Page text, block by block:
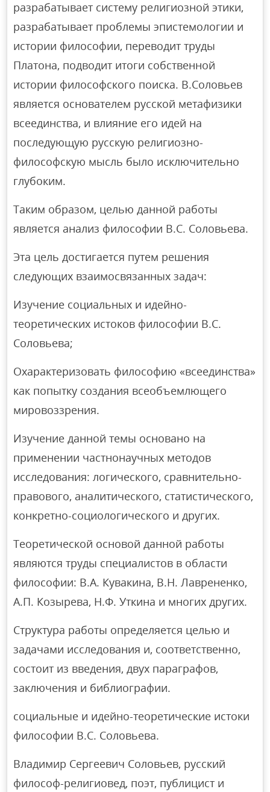
разрабатывает систему религиозной этики,
разрабатывает проблемы эпистемологии и
истории философии, переводит труды
Платона, подводит итоги собственной
истории философского поиска. В.Соловьев
является основателем русской метафизики
всеединства, и влияние его идей на
последующую русскую религиозно-
философскую мысль было исключительно
глубоким.
Таким образом, целью данной работы
является анализ философии В.С. Соловьева.
Эта цель достигается путем решения
следующих взаимосвязанных задач:
Изучение социальных и идейно-
теоретических истоков философии В.С.
Соловьева;
Охарактеризовать философию «всеединства»
как попытку создания всеобъемлющего
мировоззрения.
Изучение данной темы основано на
применении частнонаучных методов
исследования: логического, сравнительно-
правового, аналитического, статистического,
конкретно-социологического и других.
Теоретической основой данной работы
являются труды специалистов в области
философии: В.А. Кувакина, В.Н. Лаврененко,
А.П. Козырева, Н.Ф. Уткина и многих других.
Структура работы определяется целью и
задачами исследования и, соответственно,
состоит из введения, двух параграфов,
заключения и библиографии.
социальные и идейно-теоретические истоки
философии В.С. Соловьева.
Владимир Сергеевич Соловьев, русский
философ-религиовед, поэт, публицист и